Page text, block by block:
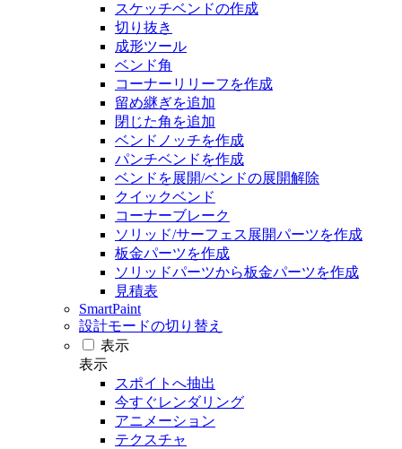
スケッチベンドの作成
切り抜き
成形ツール
ベンド角
コーナーリリーフを作成
留め継ぎを追加
閉じた角を追加
ベンドノッチを作成
パンチベンドを作成
ベンドを展開/ベンドの展開解除
クイックベンド
コーナーブレーク
ソリッド/サーフェス展開パーツを作成
板金パーツを作成
ソリッドパーツから板金パーツを作成
見積表
SmartPaint
設計モードの切り替え
表示
表示
スポイトへ抽出
今すぐレンダリング
アニメーション
テクスチャ